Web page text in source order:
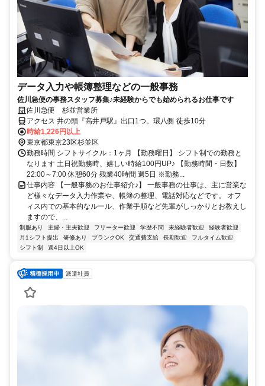
データ入力や帳簿整理などの一般事務
佐川急便の事務スタッフ募集♪未経験からでも始められるお仕事です
佐川急便 杉並営業所
アクセス 井の頭『高井戸駅』出口1つ。環八側 徒歩10分
時給1,226円以上
東京都東京23区杉並区
勤務時間 シフトサイクル：1ヶ月 【勤務曜日】 シフト制での勤務と
なります 土日祝勤務時、嬉しい時給100円UP♪ 【勤務時間・日数】
22:00～7:00 休憩60分 残業40時間 週5日 ※勤務...
仕事内容 【一般事務のお仕事紹介♪】 一般事務の仕事は、主に営業な
ど様々なデータ入力作業や、帳簿の整理、電話対応などです。 オフ
ィス内での基本的なルール、作業手順など先輩がしっかりとお教えし
ますので、...
制服あり 主婦・主夫歓迎 フリーター歓迎 学歴不問 未経験者歓迎
経験者歓迎
月1シフト提出
研修あり ブランクOK 交通費支給 長期歓迎
フルタイム歓迎
シフト制
週4日以上OK
派遣社員